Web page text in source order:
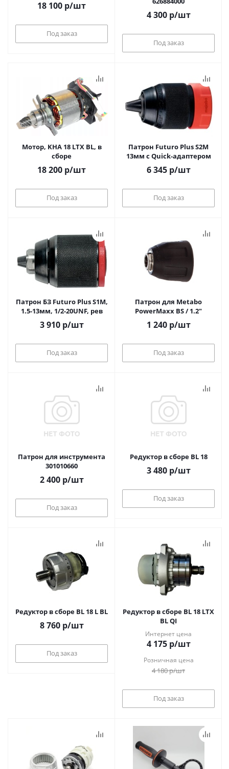
18 100 р/шт
Под заказ
4 300р/шт
Под заказ
Мотор, KHA 18 LTX BL, в
сборе
18 200 р/шт
Под заказ
Патрон Futuro Plus S2M
13мм c Quick-адаптером
6 345р/шт
Под заказ
Патрон БЗ Futuro Plus S1M,
1.5-13мм, 1/2-20UNF, рев
3 910р/шт
Под заказ
Патрон для Metabo
PowerMaxx BS / 1.2"
1 240р/шт
Под заказ
Патрон для инструмента
301010660
2 400р/шт
Под заказ
Редуктор в сборе BL 18
3 480р/шт
Под заказ
Редуктор в сборе BL 18 L BL
8 760р/шт
Под заказ
Редуктор в сборе BL 18 LTX
BL QI
Интернет цена
4 175р/шт
Розничная цена
4 180р/шт
Под заказ